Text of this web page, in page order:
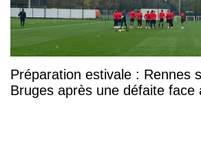
Préparation estivale : Rennes
Bruges après une défaite face